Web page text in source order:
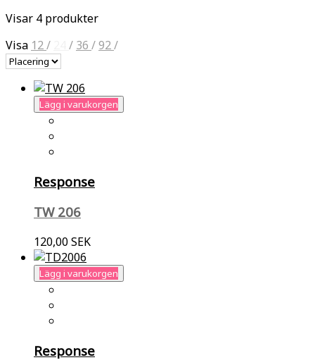
Visar 4 produkter
Visa 12/ / 36 /92/
Lägg i varukorgen
Response
TW 206
120,00 SEK
Lägg i varukorgen
Response